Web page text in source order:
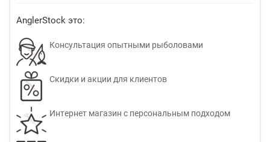
AnglerStock это:
Консультация опытными рыболовами
Скидки и акции для клиентов
Интернет магазин с персональным подходом